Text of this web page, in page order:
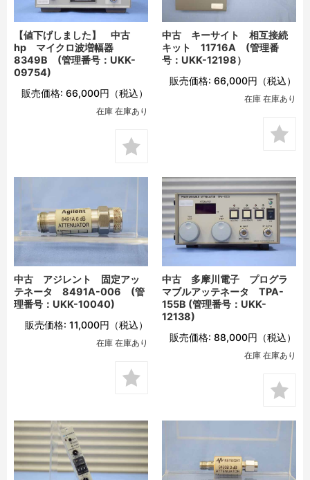
【値下げしました】 中古
hp マイクロ波増幅器
8349B (管理番号：UKK-
09754)
販売価格: 66,000円 （税込）
在庫 在庫あり
中古 キーサイト 相互接続
キット 11716A (管理番
号：UKK-12198）
販売価格: 66,000円 （税込）
在庫 在庫あり
中古 アジレント 固定アッ
テネータ 8491A-006 (管
理番号：UKK-10040)
販売価格: 11,000円 （税込）
在庫 在庫あり
中古 多摩川電子 プログラ
マブルアッテネータ TPA-
155B (管理番号：UKK-
12138)
販売価格: 88,000円 （税込）
在庫 在庫あり